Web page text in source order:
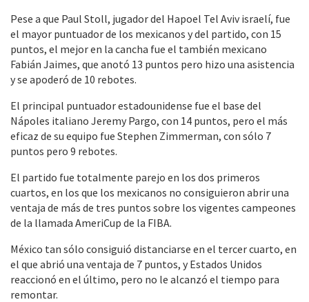
Pese a que Paul Stoll, jugador del Hapoel Tel Aviv israelí, fue
el mayor puntuador de los mexicanos y del partido, con 15
puntos, el mejor en la cancha fue el también mexicano
Fabián Jaimes, que anotó 13 puntos pero hizo una asistencia
y se apoderó de 10 rebotes.
El principal puntuador estadounidense fue el base del
Nápoles italiano Jeremy Pargo, con 14 puntos, pero el más
eficaz de su equipo fue Stephen Zimmerman, con sólo 7
puntos pero 9 rebotes.
El partido fue totalmente parejo en los dos primeros
cuartos, en los que los mexicanos no consiguieron abrir una
ventaja de más de tres puntos sobre los vigentes campeones
de la llamada AmeriCup de la FIBA.
México tan sólo consiguió distanciarse en el tercer cuarto, en
el que abrió una ventaja de 7 puntos, y Estados Unidos
reaccionó en el último, pero no le alcanzó el tiempo para
remontar.